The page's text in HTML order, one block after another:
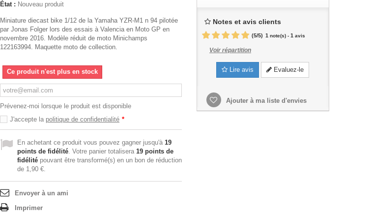
État : Nouveau produit
Miniature diecast bike 1/12 de la Yamaha YZR-M1 n 94 pilotée
par Jonas Folger lors des essais à Valencia en Moto GP en
novembre 2016. Modèle réduit de moto Minichamps
122163994. Maquette moto de collection.
Ce produit n'est plus en stock
Prévenez-moi lorsque le produit est disponible
J'accepte la politique de confidentialité *
En achetant ce produit vous pouvez gagner jusqu'à 19
points de fidélité. Votre panier totalisera 19 points de
fidélité pouvant être transformé(s) en un bon de réduction
de 1,90 €.
Envoyer à un ami
Imprimer
Notes et avis clients
(5/5) 1 note(s) - 1 avis
Voir répartition
Lire avis Evaluez-le
Ajouter à ma liste d'envies